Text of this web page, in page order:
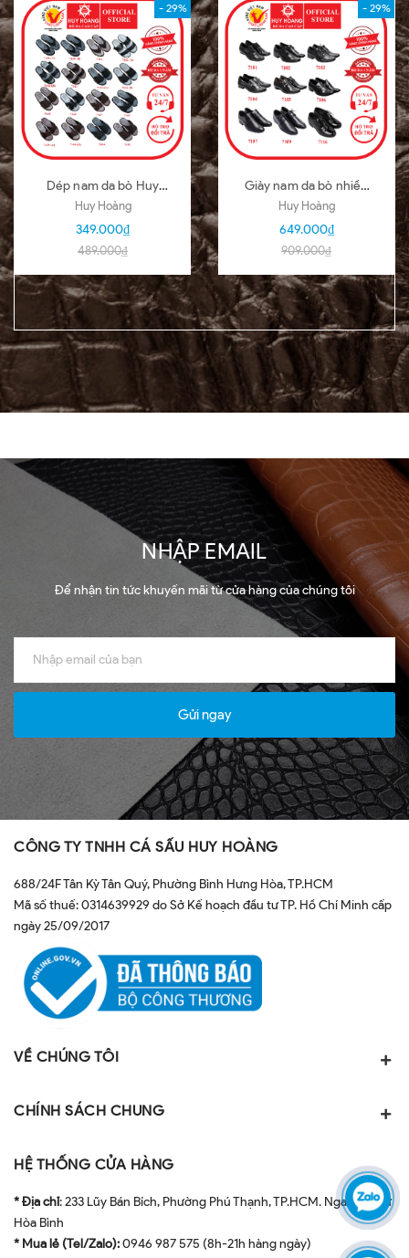
- 29%
Dép nam da bò Huy
Hoàng nhiều loại nhiều
màu HD7140-51
Huy Hoàng
349.000₫
489.000₫
- 29%
Giày nam da bò nhiều
loại màu đen HD7101-
02-03-04-05-06-07-
09-16
Huy Hoàng
649.000₫
909.000₫
NHẬP EMAIL
Để nhận tin tức khuyến mãi từ cửa hàng của chúng tôi
Gửi ngay
CÔNG TY TNHH CÁ SẤU HUY HOÀNG
688/24F Tân Kỳ Tân Quý, Phường Bình Hưng Hòa, TP.HCM
Mã số thuế: 0314639929 do Sở Kế hoạch đầu tư TP. Hồ Chí Minh cấp
ngày 25/09/2017
VỀ CHÚNG TÔI
CHÍNH SÁCH CHUNG
HỆ THỐNG CỬA HÀNG
* Địa chỉ: 233 Lũy Bán Bích, Phường Phú Thạnh, TP.HCM. Ngay ngã tư
Hòa Bình
* Mua lẻ (Tel/Zalo):0946 987 575 (8h-21h hàng ngày)